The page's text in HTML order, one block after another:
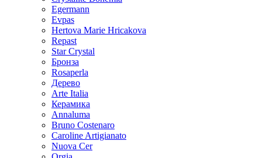
Egermann
Evpas
Hertova Marie Hricakova
Repast
Star Crystal
Бронза
Rosaperla
Дерево
Arte Italia
Керамика
Annaluma
Bruno Costenaro
Caroline Artigianato
Nuova Cer